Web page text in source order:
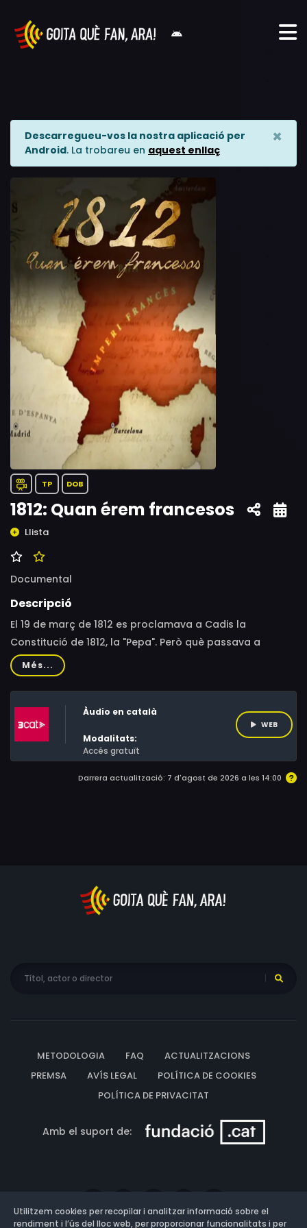
Descarregueu-vos la nostra aplicació per
Android. La trobareu en aquest enllaç
×
TP DOB
1812: Quan érem francesos
Llista
Documental
Descripció
El 19 de març de 1812 es proclamava a Cadis la
Constitució de 1812, la "Pepa". Però què passava a
Catalunya? Fem memòria: érem una província de
l'imperi napoleònic.
Més...
Àudio en català
Modalitats:
Accés gratuït
WEB
Darrera actualització: 7 d'agost de 2026 a les 14:00
METODOLOGIA FAQ
ACTUALITZACIONS
PREMSA
AVÍS LEGAL
POLÍTICA DE COOKIES
POLÍTICA DE PRIVACITAT
Amb el suport de:
Utilitzem cookies per recopilar i analitzar informació sobre el
rendiment i l’ús del lloc web, per proporcionar funcionalitats i per